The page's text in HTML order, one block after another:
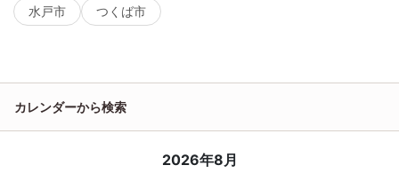
水戸市 つくば市
カレンダーから検索
2026年8月